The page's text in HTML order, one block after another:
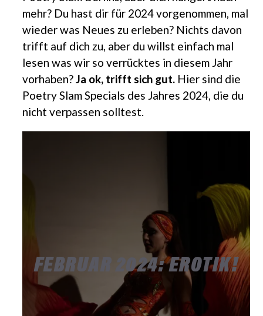
mehr? Du hast dir für 2024 vorgenommen, mal
wieder was Neues zu erleben? Nichts davon
trifft auf dich zu, aber du willst einfach mal
lesen was wir so verrücktes in diesem Jahr
vorhaben? Ja ok, trifft sich gut. Hier sind die
Poetry Slam Specials des Jahres 2024, die du
nicht verpassen solltest.
FEBRUAR 2024: EROTIK!